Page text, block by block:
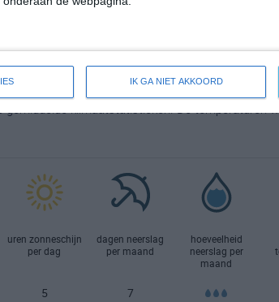
IK GA NIET AKKOORD
gemiddelde klimaatstatistieken. De temperaturen
uren zonneschijn
per dag
dagen neerslag
per maand
hoeveelheid
neerslag per
maand
5 7